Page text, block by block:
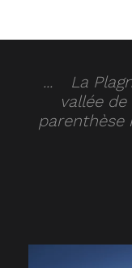
La
vallée
parenthèse